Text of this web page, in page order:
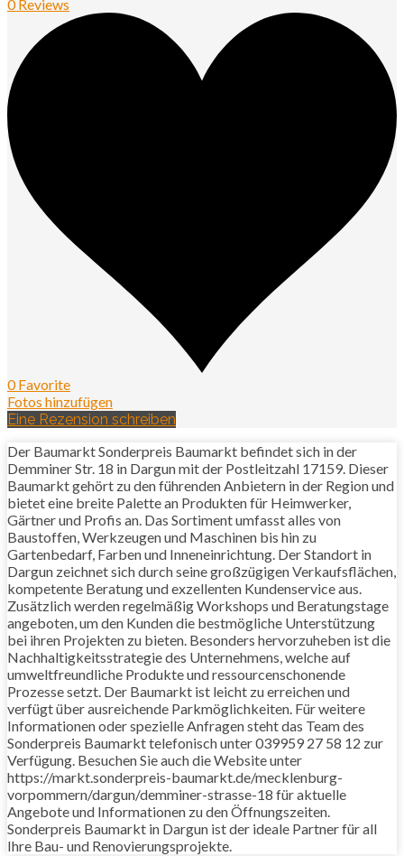
0 Reviews
0 Favorite
Fotos hinzufügen
Eine Rezension schreiben
Der Baumarkt Sonderpreis Baumarkt befindet sich in der
Demminer Str. 18 in Dargun mit der Postleitzahl 17159. Dieser
Baumarkt gehört zu den führenden Anbietern in der Region und
bietet eine breite Palette an Produkten für Heimwerker,
Gärtner und Profis an. Das Sortiment umfasst alles von
Baustoffen, Werkzeugen und Maschinen bis hin zu
Gartenbedarf, Farben und Inneneinrichtung. Der Standort in
Dargun zeichnet sich durch seine großzügigen Verkaufsflächen,
kompetente Beratung und exzellenten Kundenservice aus.
Zusätzlich werden regelmäßig Workshops und Beratungstage
angeboten, um den Kunden die bestmögliche Unterstützung
bei ihren Projekten zu bieten. Besonders hervorzuheben ist die
Nachhaltigkeitsstrategie des Unternehmens, welche auf
umweltfreundliche Produkte und ressourcenschonende
Prozesse setzt. Der Baumarkt ist leicht zu erreichen und
verfügt über ausreichende Parkmöglichkeiten. Für weitere
Informationen oder spezielle Anfragen steht das Team des
Sonderpreis Baumarkt telefonisch unter 039959 27 58 12 zur
Verfügung. Besuchen Sie auch die Website unter
https://markt.sonderpreis-baumarkt.de/mecklenburg-
vorpommern/dargun/demminer-strasse-18 für aktuelle
Angebote und Informationen zu den Öffnungszeiten.
Sonderpreis Baumarkt in Dargun ist der ideale Partner für all
Ihre Bau- und Renovierungsprojekte.